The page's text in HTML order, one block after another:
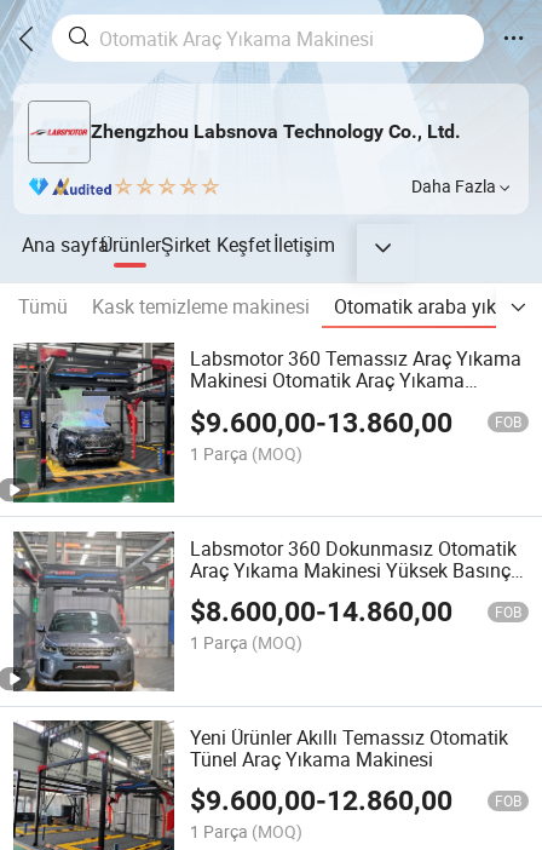
Zhengzhou Labsnova Technology Co., Ltd.
Daha Fazla
Ana sayfaÜrünlerŞirket Keşfetİletişim
Tümü Kask temizleme makinesi
Otomatik araba
Labsmotor 360 Temassız Araç Yıkama
Makinesi Otomatik Araç Yıkama
$9.600,00-13.860,00 FOB
1 Parça (MOQ)
Labsmotor 360 Dokunmasız Otomatik
Araç Yıkama Makinesi Yüksek Basınçlı
Pompa ile
$8.600,00-14.860,00 FOB
1 Parça (MOQ)
Yeni Ürünler Akıllı Temassız Otomatik
Tünel Araç Yıkama Makinesi
$9.600,00-12.860,00 FOB
1 Parça (MOQ)